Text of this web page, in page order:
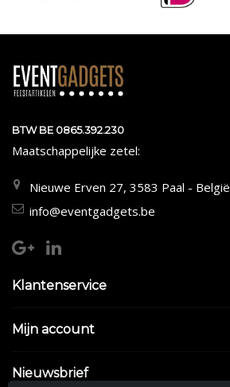
BTW BE 0865.392.230
Maatschappelijke zetel:
Nieuwe Erven 27, 3583 Paal - België
info@eventgadgets.be
Klantenservice
Mijn account
Nieuwsbrief